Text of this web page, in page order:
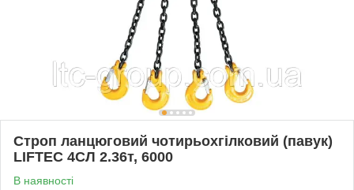
Строп ланцюговий чотирьохгілковий (павук)
LIFTEC 4СЛ 2.36т, 6000
В наявності